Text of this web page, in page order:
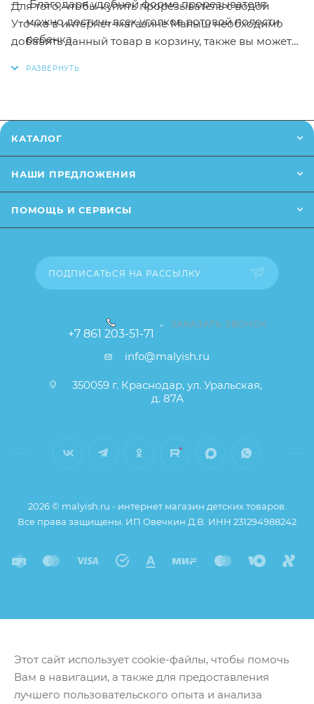
Благодаря удобной форме прорезывателя
можно достичь всех уголков ротовой полости
ребенка.
Для того, чтобы купить прорезыватель с водой
Уточка в интернет-магазине Малыш необходимо
добавить данный товар в корзину, также вы можете
сайте (например, оттенки цветов, незначительные
влияющие на основные потребительские свойства
свойства и иные существенные элементы товара и
КАТАЛОГ
НАШИ ПРЕДЛОЖЕНИЯ
ПОМОЩЬ И СЕРВИСЫ
ПОДПИСАТЬСЯ НА РАССЫЛКУ
+7 861 203-51-71
ЗАКАЗАТЬ ЗВОНОК
info@malyish.ru
350059 г. Краснодар, ул. Уральская,
д. 87А
2026 © malyish.ru - интернет магазин детских товаров.
Все права защищены. ИП Овечкин Д.В. ИНН 231294988242
Этот сайт использует cookie-файлы, чтобы помочь
Вам в навигации, а также для предоставления
лучшего пользовательского опыта и анализа